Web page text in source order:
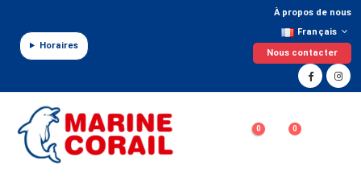
Horaires
À propos de nous
Français
Nous contacter
0 0